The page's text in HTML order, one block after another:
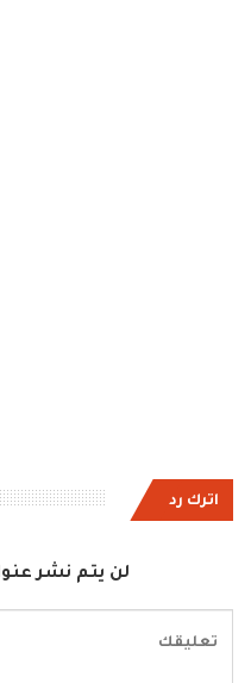
اترك رد
لن يتم نشر